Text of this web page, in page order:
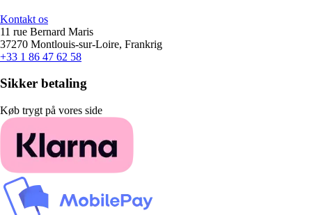
Kontakt os
11 rue Bernard Maris
37270 Montlouis-sur-Loire, Frankrig
+33 1 86 47 62 58
Sikker betaling
Køb trygt på vores side